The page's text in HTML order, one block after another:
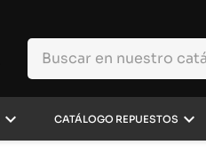
keyboard_arrow_down CATÁLOGO REPUESTOS keyboard_arrow_down